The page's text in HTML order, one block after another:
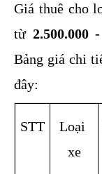
Giá thuê cho
từ 2.500.000
Bảng giá chi
đây:
STT
Loại
xe